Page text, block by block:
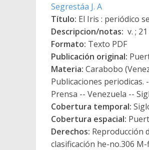
Segrestáa J. A
Título: El Iris : periódico
Descripcion/notas: v. ;
Formato: Texto PDF
Publicación original:
Materia: Carabobo
Publicaciones periodicas.
Prensa -- Venezuela --
Cobertura temporal:
Cobertura espacial:
Derechos: Reproducción
clasificación he-no.306